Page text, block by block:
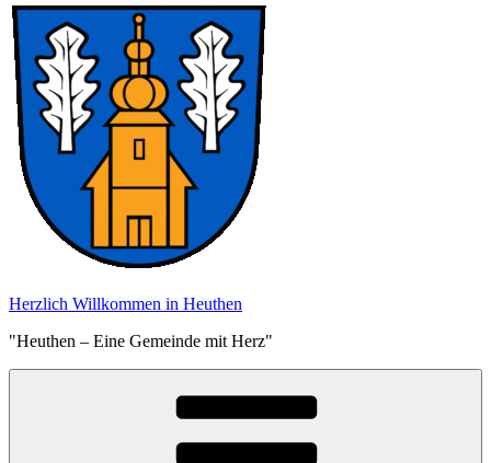
Herzlich Willkommen in Heuthen
"Heuthen – Eine Gemeinde mit Herz"